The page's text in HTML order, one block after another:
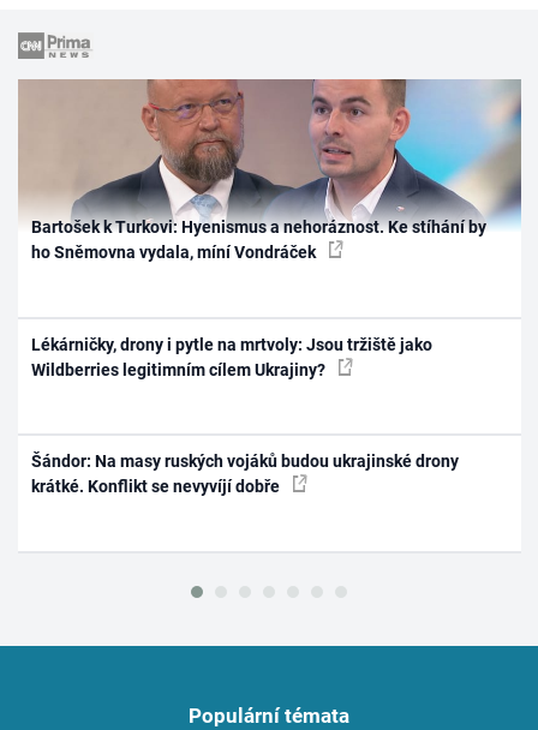
Bartošek k Turkovi: Hyenismus a nehoráznost. Ke stíhání by
ho Sněmovna vydala, míní Vondráček
Lékárničky, drony i pytle na mrtvoly: Jsou tržiště jako
Wildberries legitimním cílem Ukrajiny?
Šándor: Na masy ruských vojáků budou ukrajinské drony
krátké. Konflikt se nevyvíjí dobře
Populární témata